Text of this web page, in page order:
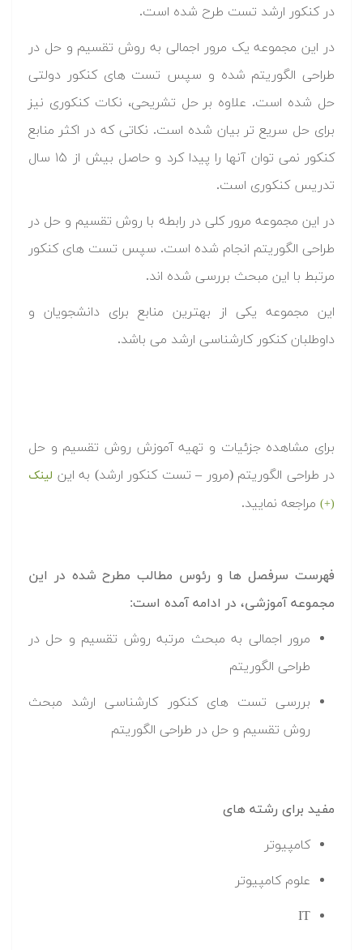
در کنکور ارشد تست طرح شده است.
در این مجموعه یک مرور اجمالی به روش تقسیم و حل در
طراحی الگوریتم شده و سپس تست های کنکور دولتی
حل شده است. علاوه بر حل تشریحی، نکات کنکوری نیز
برای حل سریع تر بیان شده است. نکاتی که در اکثر منابع
کنکور نمی توان آنها را پیدا کرد و حاصل بیش از ۱۵ سال
تدریس کنکوری است.
در این مجموعه مرور کلی در رابطه با روش تقسیم و حل در
طراحی الگوریتم انجام شده است. سپس تست های کنکور
مرتبط با این مبحث بررسی شده اند.
این مجموعه یکی از بهترین منابع برای دانشجویان و
داوطلبان کنکور کارشناسی ارشد می باشد.
برای مشاهده جزئیات و تهیه آموزش روش تقسیم و حل
در طراحی الگوریتم (مرور – تست کنکور ارشد) به این لینک
(+) مراجعه نمایید.
فهرست سرفصل ها و رئوس مطالب مطرح شده در این
مجموعه آموزشی، در ادامه آمده است:
مرور اجمالی به مبحث مرتبه روش تقسیم و حل در
طراحی الگوریتم
بررسی تست های کنکور کارشناسی ارشد مبحث
روش تقسیم و حل در طراحی الگوریتم
مفید برای رشته های
کامپیوتر
علوم کامپیوتر
IT